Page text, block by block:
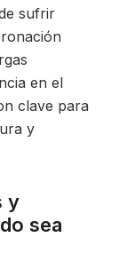
sufrir
en el
clave para
y
y
sea